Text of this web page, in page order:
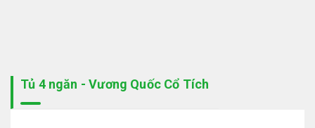
Tủ 4 ngăn - Vương Quốc Cổ Tích